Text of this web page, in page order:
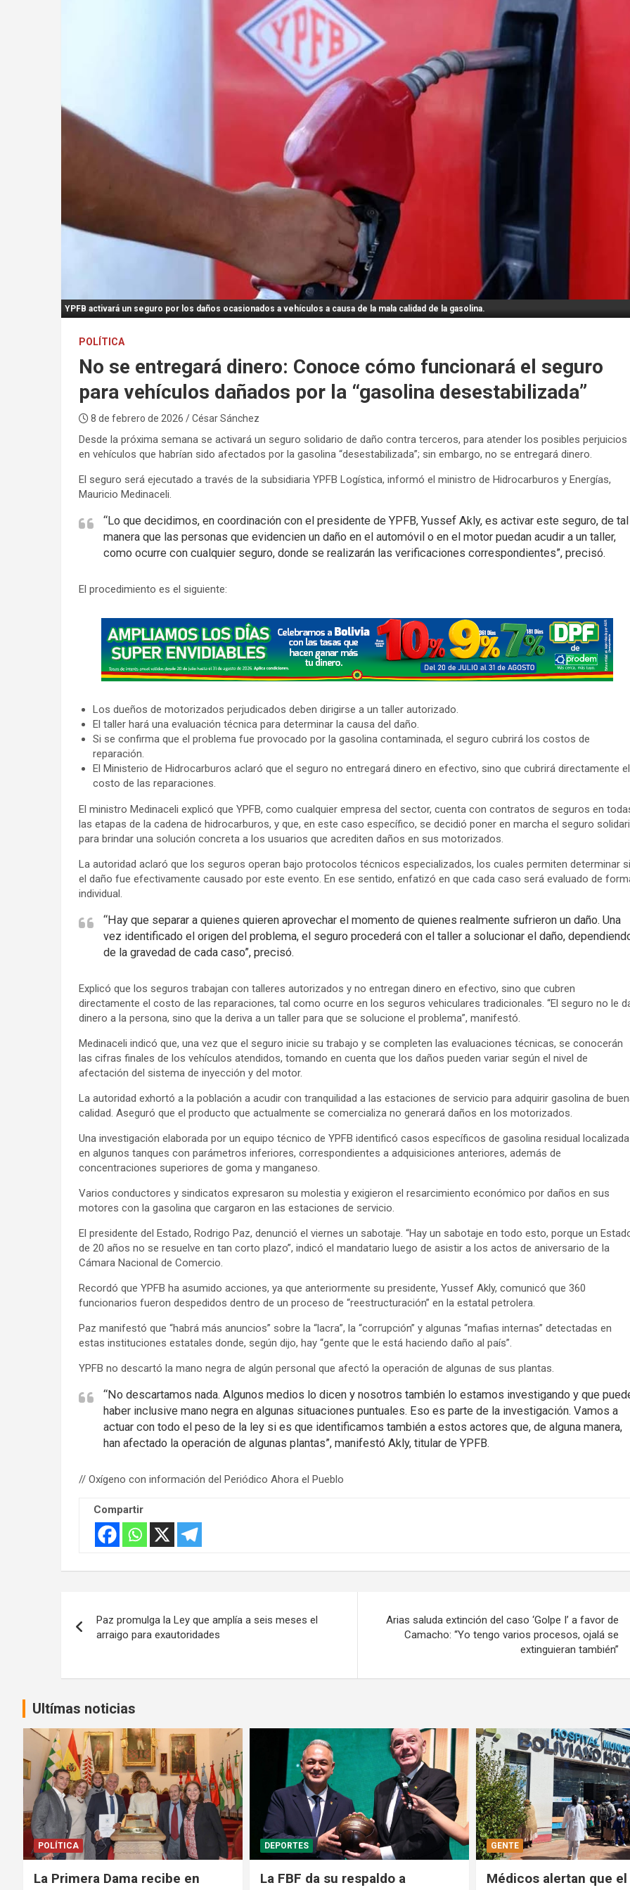
YPFB activará un seguro por los daños ocasionados a vehículos a causa de la mala calidad de la gasolina.
POLÍTICA
No se entregará dinero: Conoce cómo funcionará el seguro
para vehículos dañados por la “gasolina desestabilizada”
8 de febrero de 2026 / César Sánchez
Desde la próxima semana se activará un seguro solidario de daño contra terceros, para atender los posibles perjuicios
en vehículos que habrían sido afectados por la gasolina “desestabilizada”; sin embargo, no se entregará dinero.
El seguro será ejecutado a través de la subsidiaria YPFB Logística, informó el ministro de Hidrocarburos y Energías,
Mauricio Medinaceli.
“Lo que decidimos, en coordinación con el presidente de YPFB, Yussef Akly, es activar este seguro, de tal
manera que las personas que evidencien un daño en el automóvil o en el motor puedan acudir a un taller,
como ocurre con cualquier seguro, donde se realizarán las verificaciones correspondientes”, precisó.
El procedimiento es el siguiente:
t
s
e
m
e
n
t
:
Los dueños de motorizados perjudicados deben dirigirse a un taller autorizado.
El taller hará una evaluación técnica para determinar la causa del daño.
Si se confirma que el problema fue provocado por la gasolina contaminada, el seguro cubrirá los costos de
reparación.
El Ministerio de Hidrocarburos aclaró que el seguro no entregará dinero en efectivo, sino que cubrirá directamente el
costo de las reparaciones.
El ministro Medinaceli explicó que YPFB, como cualquier empresa del sector, cuenta con contratos de seguros en
las etapas de la cadena de hidrocarburos, y que, en este caso específico, se decidió poner en marcha el seguro
para brindar una solución concreta a los usuarios que acrediten daños en sus motorizados.
La autoridad aclaró que los seguros operan bajo protocolos técnicos especializados, los cuales permiten determinar si
el daño fue efectivamente causado por este evento. En ese sentido, enfatizó en que cada caso será evaluado de
individual.
“Hay que separar a quienes quieren aprovechar el momento de quienes realmente sufrieron un daño. Una
vez identificado el origen del problema, el seguro procederá con el taller a solucionar el daño,
de la gravedad de cada caso”, precisó.
Explicó que los seguros trabajan con talleres autorizados y no entregan dinero en efectivo, sino que cubren
directamente el costo de las reparaciones, tal como ocurre en los seguros vehiculares tradicionales. “El seguro no le
dinero a la persona, sino que la deriva a un taller para que se solucione el problema”, manifestó.
Medinaceli indicó que, una vez que el seguro inicie su trabajo y se completen las evaluaciones técnicas, se conocerán
las cifras finales de los vehículos atendidos, tomando en cuenta que los daños pueden variar según el nivel de
afectación del sistema de inyección y del motor.
La autoridad exhortó a la población a acudir con tranquilidad a las estaciones de servicio para adquirir gasolina de
calidad. Aseguró que el producto que actualmente se comercializa no generará daños en los motorizados.
Una investigación elaborada por un equipo técnico de YPFB identificó casos específicos de gasolina residual localizada
en algunos tanques con parámetros inferiores, correspondientes a adquisiciones anteriores, además de
concentraciones superiores de goma y manganeso.
Varios conductores y sindicatos expresaron su molestia y exigieron el resarcimiento económico por daños en sus
motores con la gasolina que cargaron en las estaciones de servicio.
El presidente del Estado, Rodrigo Paz, denunció el viernes un sabotaje. “Hay un sabotaje en todo esto, porque un
de 20 años no se resuelve en tan corto plazo”, indicó el mandatario luego de asistir a los actos de aniversario de la
Cámara Nacional de Comercio.
Recordó que YPFB ha asumido acciones, ya que anteriormente su presidente, Yussef Akly, comunicó que 360
funcionarios fueron despedidos dentro de un proceso de “reestructuración” en la estatal petrolera.
Paz manifestó que “habrá más anuncios” sobre la “lacra”, la “corrupción” y algunas “mafias internas” detectadas en
estas instituciones estatales donde, según dijo, hay “gente que le está haciendo daño al país”.
YPFB no descartó la mano negra de algún personal que afectó la operación de algunas de sus plantas.
“No descartamos nada. Algunos medios lo dicen y nosotros también lo estamos investigando y que
haber inclusive mano negra en algunas situaciones puntuales. Eso es parte de la investigación. Vamos a
actuar con todo el peso de la ley si es que identificamos también a estos actores que, de alguna manera,
han afectado la operación de algunas plantas”, manifestó Akly, titular de YPFB.
// Oxígeno con información del Periódico Ahora el Pueblo
Compartir
de
Paz promulga la Ley que amplía a seis meses el
arraigo para exautoridades
Arias saluda extinción del caso ‘Golpe I’ a favor de
Camacho: “Yo tengo varios procesos, ojalá se
extinguieran también”
Ultímas noticias
DEPORTES
La FBF da su respaldo a
GENTE
Médicos alertan que el Hospital
POLÍTICA
Comandante de las